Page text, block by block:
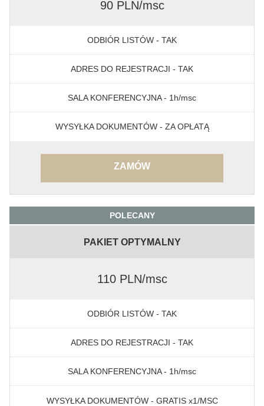
90 PLN/msc
ODBIÓR LISTÓW - TAK
ADRES DO REJESTRACJI - TAK
SALA KONFERENCYJNA - 1h/msc
WYSYŁKA DOKUMENTÓW - ZA OPŁATĄ
ZAMÓW
POLECANY
PAKIET OPTYMALNY
110 PLN/msc
ODBIÓR LISTÓW - TAK
ADRES DO REJESTRACJI - TAK
SALA KONFERENCYJNA - 1h/msc
WYSYŁKA DOKUMENTÓW - GRATIS x1/MSC